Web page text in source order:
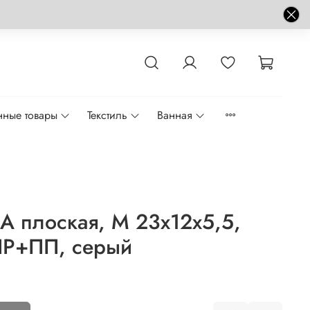
товары Текстиль Ванная
плоская, M 23x12x5,5,
серый